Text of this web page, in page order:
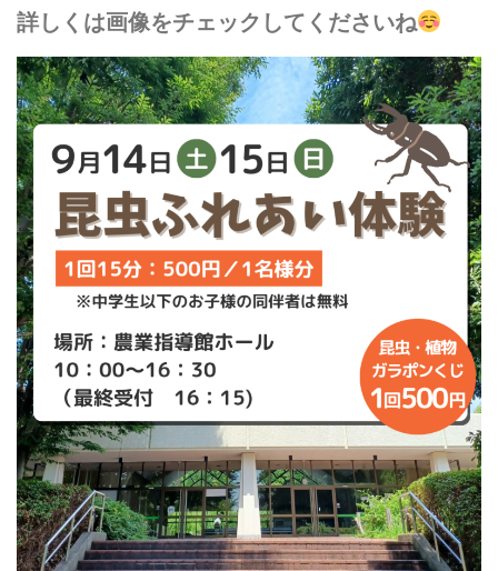
詳しくは画像をチェックしてくださいね